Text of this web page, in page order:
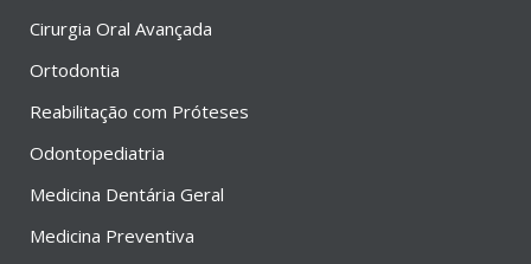
Cirurgia Oral Avançada
Ortodontia
Reabilitação com Próteses
Odontopediatria
Medicina Dentária Geral
Medicina Preventiva